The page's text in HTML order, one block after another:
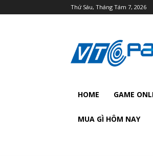
Thứ Sáu, Tháng Tám 7, 2026
HOME GAME
MUA GÌ HÔM NAY